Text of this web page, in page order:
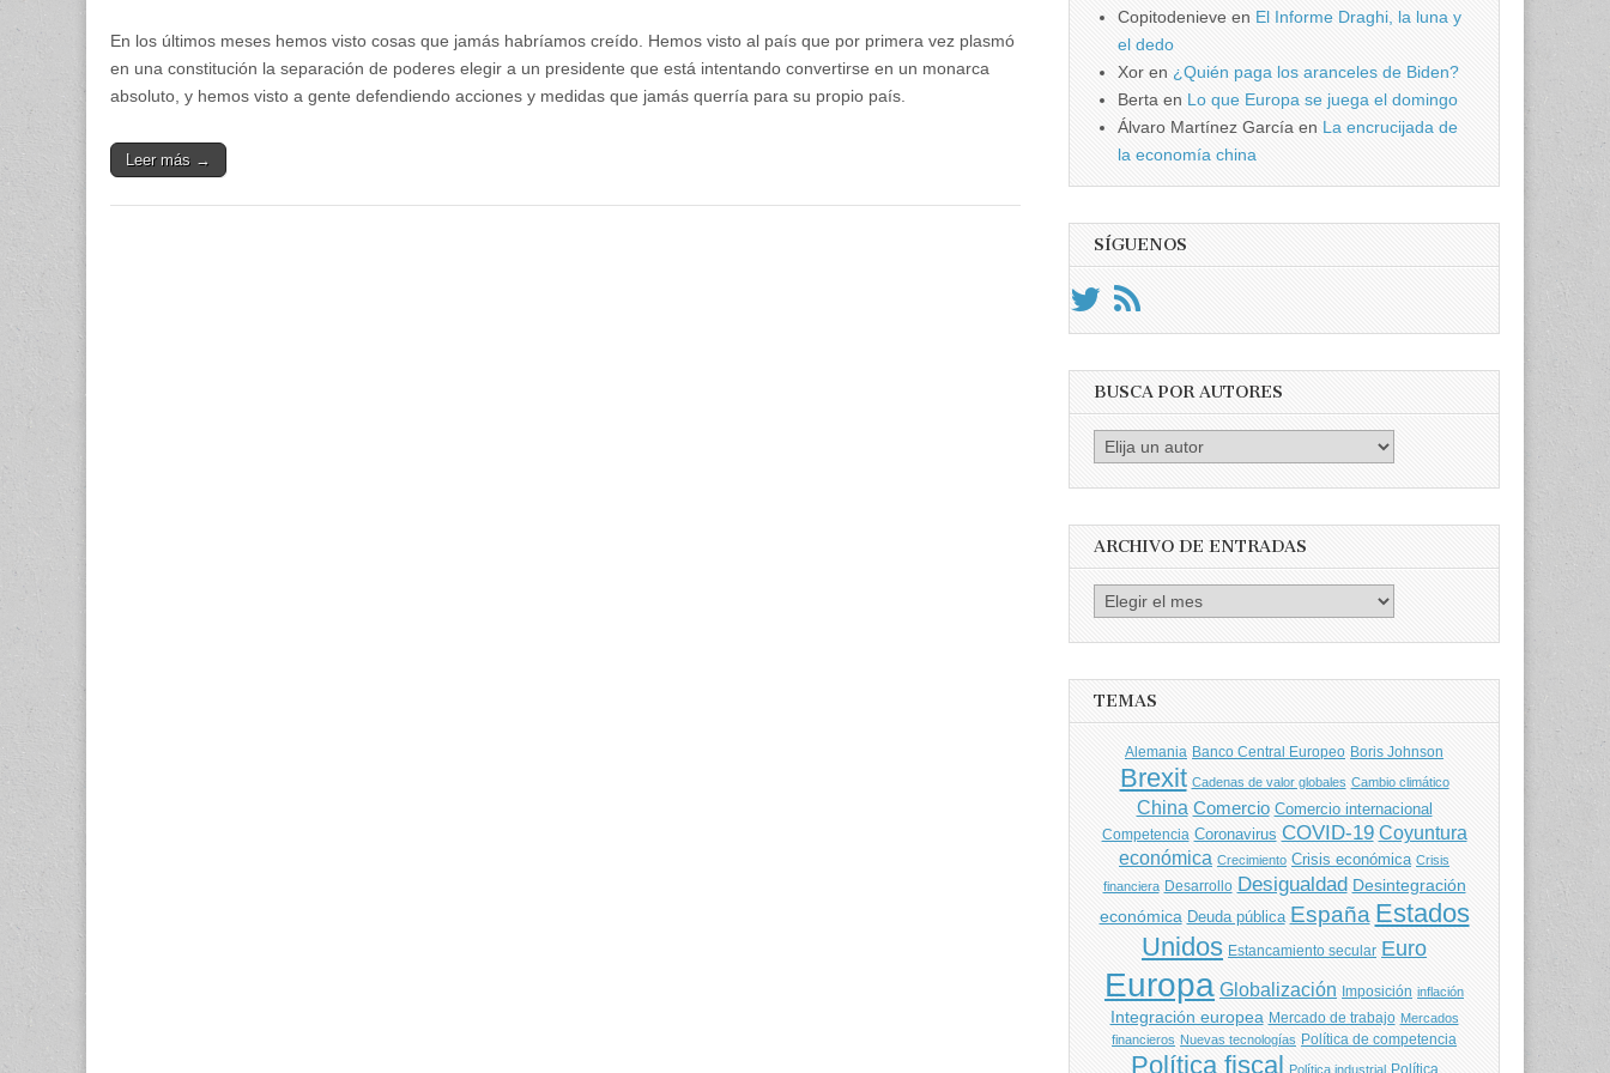
En los últimos meses hemos visto cosas que jamás habríamos creído. Hemos visto al país que por primera vez plasmó
en una constitución la separación de poderes elegir a un presidente que está intentando convertirse en un monarca
absoluto, y hemos visto a gente defendiendo acciones y medidas que jamás querría para su propio país.
Leer más →
Copitodenieve en El Informe Draghi, la luna y
el dedo
Xor en ¿Quién paga los aranceles de Biden?
Berta en Lo que Europa se juega el domingo
Álvaro Martínez García en La encrucijada de
la economía china
SÍGUENOS
BUSCA POR AUTORES
Busca
por
ARCHIVO DE ENTRADAS
Archivo
TEMAS
Alemania Banco Central Europeo Boris Johnson
Brexit Cadenas de valor globales Cambio climático
China Comercio Comercio internacional
Competencia Coronavirus COVID-19 Coyuntura
económica Crecimiento Crisis económica Crisis
financiera Desarrollo Desigualdad Desintegración
económica Deuda pública España Estados
Unidos Estancamiento secular Euro
Europa Globalización Imposición inflación
Integración europea Mercado de trabajo Mercados
financieros Nuevas tecnologías Política de competencia
Política fiscal Política industrial Política